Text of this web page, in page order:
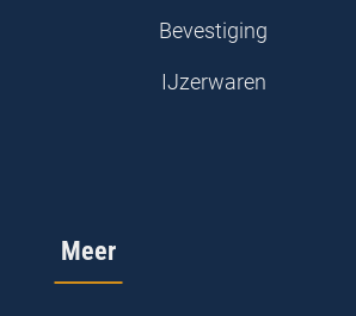
Bevestiging
IJzerwaren
Meer